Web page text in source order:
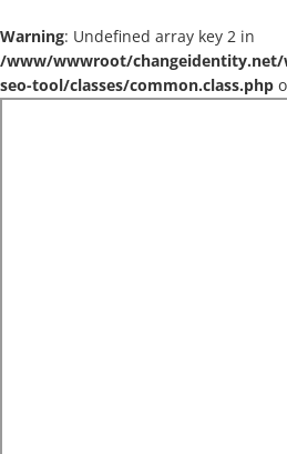
Warning: Undefined array key 2 in
/www/wwwroot/
seo-tool/classes/common.class.php